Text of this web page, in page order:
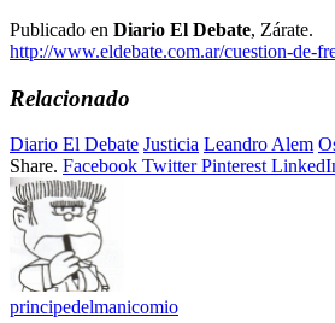
Publicado en Diario El Debate, Zárate.
http://www.eldebate.com.ar/cuestion-de-
Relacionado
Diario El Debate Justicia Leandro Alem
Share. Facebook Twitter Pinterest
principedelmanicomio